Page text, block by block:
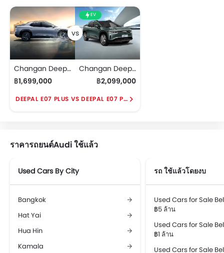
Changan Deepal E07 Plus
฿1,699,000
EV
Changan Deepal E07 Performance AWD
฿2,099,000
DEEPAL E07 PLUS VS DEEPAL E07 PERFORMANCE AWD
ราคารถยนต์Audi ใช้แล้ว
Used Cars By City
Bangkok
Hat Yai
Hua Hin
Kamala
รถ ใช้แล้วโดยงบ
Used Cars for Sale
฿5 ล้าน
Used Cars for Sale
฿1 ล้าน
Used Cars for Sale